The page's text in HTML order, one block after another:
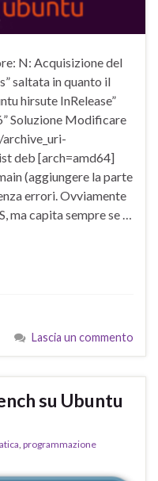
N: Acquisizione del
saltata in quanto il
hirsute InRelease”
Soluzione Modificare
deb [arch=amd64]
(aggiungere la parte
errori. Ovviamente
ma capita sempre se …
Lascia un commento
su Ubuntu
, programmazione